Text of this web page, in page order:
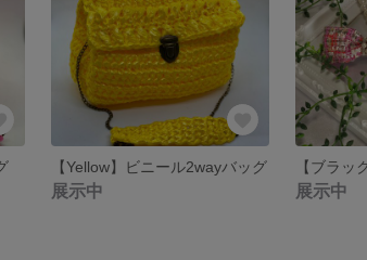
【Yellow】ビニール2wayバッグ
展示中 展示中